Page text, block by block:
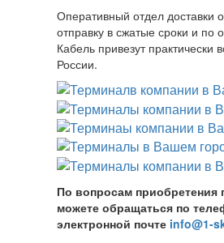
Оперативный отдел доставки
отправку в сжатые сроки и
Кабель привезут практически
России.
По вопросам приобретения
можете обращаться по
электронной почте info@1-